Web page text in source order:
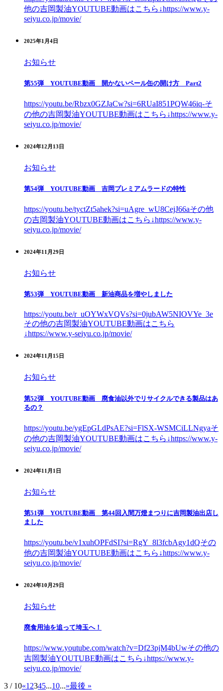
他の吉岡製油YOUTUBE動画はこちら↓https://www.y-
seiyu.co.jp/movie/
2025年1月4日
お知らせ
第55弾 YOUTUBE動画 開かないペール缶の開け方 Part2
https://youtu.be/Rbzx0GZJaCw?si=6RUaI851PQW46iq-そ
の他の吉岡製油YOUTUBE動画はこちら↓https://www.y-
seiyu.co.jp/movie/
2024年12月13日
お知らせ
第54弾 YOUTUBE動画 吉岡プレミアムラードの特性
https://youtu.be/tyctZt5ahek?si=uAgre_wU8CejJ66aその他
の吉岡製油YOUTUBE動画はこちら↓https://www.y-
seiyu.co.jp/movie/
2024年11月29日
お知らせ
第53弾 YOUTUBE動画 新油商品を増やしました
https://youtu.be/r_uOYWxVQVs?si=0jubAW5NIOVYe_3e
その他の吉岡製油YOUTUBE動画はこちら
↓https://www.y-seiyu.co.jp/movie/
2024年11月15日
お知らせ
第52弾 YOUTUBE動画 廃食油以外でリサイクルできる製品はあ
るの？
https://youtu.be/ygEpGLdPsAE?si=FlSX-WSMCiLLNgyaそ
の他の吉岡製油YOUTUBE動画はこちら↓https://www.y-
seiyu.co.jp/movie/
2024年11月1日
お知らせ
第51弾 YOUTUBE動画 第44回入間万燈まつりに吉岡製油出店し
ました
https://youtu.be/v1xuhOPFdSI?si=RgY_8l3fcbAgy1dQその
他の吉岡製油YOUTUBE動画はこちら↓https://www.y-
seiyu.co.jp/movie/
2024年10月29日
お知らせ
廃食用油を追って埼玉へ！
https://www.youtube.com/watch?v=Df23pjM4bUwその他の
吉岡製油YOUTUBE動画はこちら↓https://www.y-
seiyu.co.jp/movie/
3 / 10«1 2345...10...»最後 »